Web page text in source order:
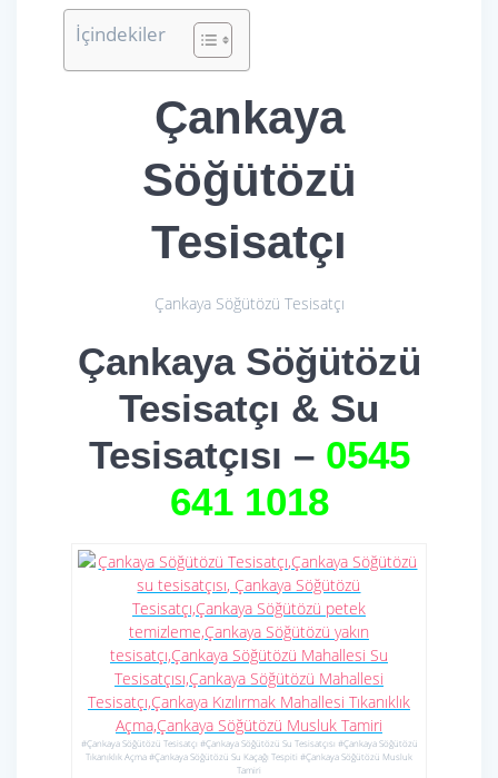
İçindekiler
Çankaya
Söğütözü
Tesisatçı
Çankaya Söğütözü Tesisatçı
Çankaya Söğütözü
Tesisatçı & Su
Tesisatçısı – 0545
641 1018
#Çankaya Söğütözü Tesisatçı #Çankaya Söğütözü Su Tesisatçısı #Çankaya Söğütözü
Tıkanıklık Açma #Çankaya Söğütözü Su Kaçağı Tespiti #Çankaya Söğütözü Musluk
Tamiri